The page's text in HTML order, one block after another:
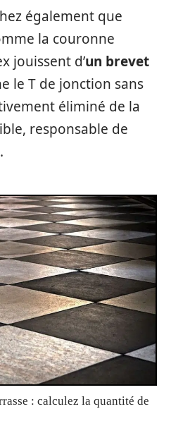
également que
la couronne
jouissent d’un brevet
le T de jonction sans
éliminé de la
responsable de
: calculez la quantité de